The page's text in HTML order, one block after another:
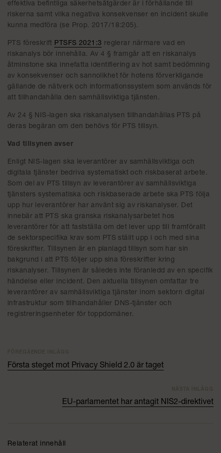
effektiva befintliga säkerhetsåtgärder är i förhållande till
riskerna samt vilka negativa konsekvenser en incident skulle
kunna medföra (se Prop. 2017/18:205).
PTS föreskrift PTSFS 2021:3 reglerar närmare vad en
riskanalys bör innehålla. Av 4 § framgår att en riskanalys
åtminstone ska innefatta identifiering av hot samt bedömning
av konsekvenser och sannolikhet för hotens förverkligande
gällande de nätverk och informationssystem som används för
att tillhandahålla den samhällsviktiga tjänsten.
Av 24 § NIS-lagen ska riskanalysen tillhandahållas PTS på
deras begäran om den behövs för PTS tillsyn.
Vad tillsynen avser
Enligt NIS-lagen ska leverantörer av samhällsviktiga och
digitala tjänster bedriva systematiskt och riskbaserat arbete.
Som del av PTS tillsyn av leverantörer av samhällsviktiga
tjänsters systematiska och riskbaserade arbete ska PTS följa
upp hur leverantörer har använt sig av riskanalyser. Det
innebär att PTS ska granska riskanalysarbetet hos
leverantörer för att fastställa om det lever upp till framförallt
de sektorspecifika krav som PTS ställt upp i och med sina
föreskrifter. Tillsynen är en planlagd tillsyn som har sin
bakgrund i att PTS följer upp sina föreskrifter kring
riskanalyser. Tillsynen är således inte föranledd av en specifik
händelse eller incident. Den aktuella tillsynen omfattar tre
leverantörer av samhällsviktiga tjänster inom sektorn digital
infrastruktur som tillhandahåller DNS-tjänster och
registreringsenheter för toppdomäner.
Första steget mot Privacy Shield 2.0 är taget
EU-parlamentet har antagit NIS2-direktivet
Relaterat innehåll